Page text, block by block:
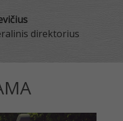
direktorius